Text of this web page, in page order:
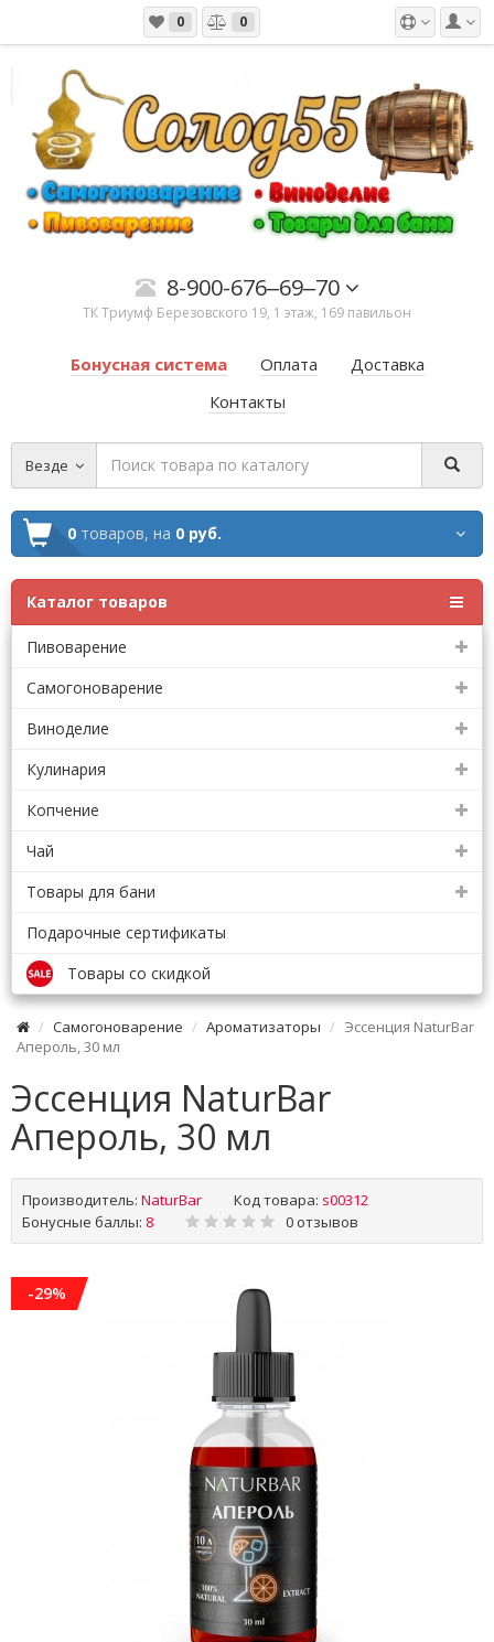
0 0
8-900-676‒69‒70
ТК ​Триумф​ Березовского 19, 1 этаж, 169 павильон
Бонусная система Оплата
Доставка
Контакты
Везде
0 товаров, на 0 руб.
Каталог товаров
Пивоварение
Самогоноварение
Виноделие
Кулинария
Копчение
Чай
Товары для бани
Подарочные сертификаты
Товары со скидкой
Самогоноварение Ароматизаторы
Эссенция NaturBar
Апероль, 30 мл
Эссенция NaturBar
Апероль, 30 мл
Производитель: NaturBar Код товара: s00312
Бонусные баллы: 8 0 отзывов
-29%